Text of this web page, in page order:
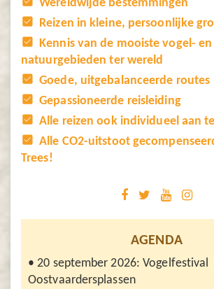
Wereldwijde bestemmingen
Reizen in kleine, persoonlijke
Kennis van de mooiste vogel- en
natuurgebieden ter wereld
Goede, uitgebalanceerde routes
Gepassioneerde reisleiding
Alle reizen ook individueel aan
Alle CO2-uitstoot
Trees!
AGENDA
• 20 september 2026: Vogelfestival
Oostvaardersplassen